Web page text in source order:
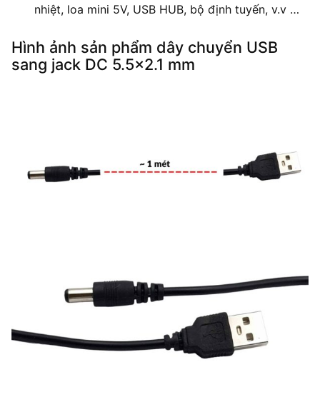
nhiệt, loa mini 5V, USB HUB, bộ định tuyến, v.v …
Hình ảnh sản phẩm dây chuyển USB
sang jack DC 5.5×2.1 mm